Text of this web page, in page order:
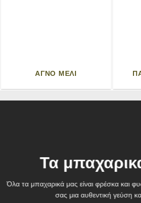
ΑΓΝΟ ΜΕΛΙ
Τα
Όλα τα μπαχαρικά μας είναι φρέσκα και
σας μια αυθεντική γεύση